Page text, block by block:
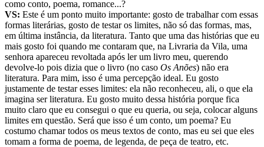
como conto, poema, romance...?
VS: Este é um ponto muito importante: gosto de trabalhar com essas
formas literárias, gosto de testar os limites, não só das formas, mas,
em última instância, da literatura. Tanto que uma das histórias que eu
mais gosto foi quando me contaram que, na Livraria da Vila, uma
senhora apareceu revoltada após ler um livro meu, querendo
devolve-lo pois dizia que o livro (no caso Os Anões) não era
literatura. Para mim, isso é uma percepção ideal. Eu gosto
justamente de testar esses limites: ela não reconheceu, ali, o que ela
imagina ser literatura. Eu gosto muito dessa história porque fica
muito claro que eu consegui o que eu queria, ou seja, colocar alguns
limites em questão. Será que isso é um conto, um poema? Eu
costumo chamar todos os meus textos de conto, mas eu sei que eles
tomam a forma de poema, de legenda, de peça de teatro, etc.